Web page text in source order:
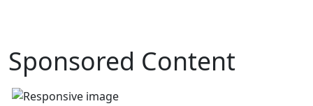
Sponsored Content